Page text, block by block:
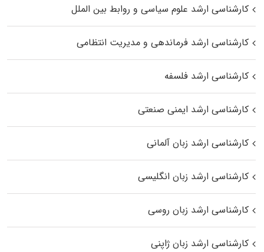
کارشناسی ارشد علوم سیاسی و روابط بین الملل
کارشناسی ارشد فرماندهی و مدیریت انتظامی
کارشناسی ارشد فلسفه
کارشناسی ارشد ایمنی صنعتی
کارشناسی ارشد زبان آلمانی
کارشناسی ارشد زبان انگلیسی
کارشناسی ارشد زبان روسی
کارشناسی ارشد زبان ژاپنی